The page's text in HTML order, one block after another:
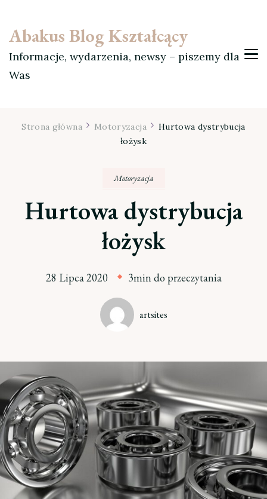
Abakus Blog Kształcący
Informacje, wydarzenia, newsy – piszemy dla
Was
Strona główna Motoryzacja
Hurtowa dystrybucja
łożysk
Motoryzacja
Hurtowa dystrybucja
łożysk
28 Lipca 2020 3min do przeczytania
artsites